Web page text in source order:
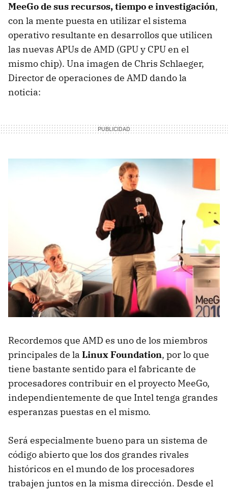
MeeGo de sus recursos, tiempo e investigación,
con la mente puesta en utilizar el sistema
operativo resultante en desarrollos que utilicen
las nuevas APUs de AMD (GPUy CPUen el
mismo chip). Una imagen de Chris Schlaeger,
Director de operaciones de AMD dando la
noticia:
Recordemos que AMD es uno de los miembros
principales de la Linux Foundation, por lo que
tiene bastante sentido para el fabricante de
procesadores contribuir en el proyecto MeeGo,
independientemente de que Intel tenga grandes
esperanzas puestas en el mismo.
Será especialmente bueno para un sistema de
código abierto que los dos grandes rivales
históricos en el mundo de los procesadores
trabajen juntos en la misma dirección. Desde el